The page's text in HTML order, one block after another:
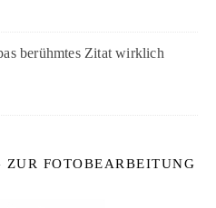
berühmtes Zitat wirklich
ZUR FOTOBEARBEITUNG